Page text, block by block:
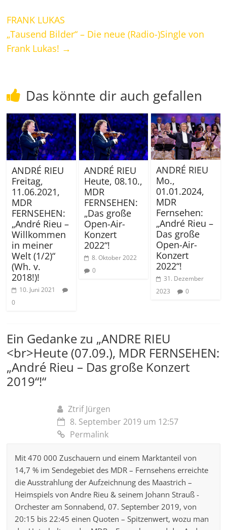
FRANK LUKAS
„Tausend Bilder“ – Die neue (Radio-)Single von
Frank Lukas! →
Das könnte dir auch gefallen
ANDRÉ RIEU
Freitag,
11.06.2021,
MDR
FERNSEHEN:
„André Rieu –
Willkommen
in meiner
Welt (1/2)“
(Wh. v.
2018!)!
10. Juni 2021
0
ANDRÉ RIEU
Heute, 08.10.,
MDR
FERNSEHEN:
„Das große
Open-Air-
Konzert
2022“!
8. Oktober 2022
0
ANDRÉ RIEU
Mo.,
01.01.2024,
MDR
Fernsehen:
„André Rieu –
Das große
Open-Air-
Konzert
2022“!
31. Dezember
2023
0
Ein Gedanke zu „ANDRE RIEU
<br>Heute (07.09.), MDR FERNSEHEN:
„André Rieu – Das große Konzert
2019“!“
Ztrif Jürgen
8. September 2019 um 12:57
Permalink
Mit 470 000 Zuschauern und einem Marktanteil von
14,7 % im Sendegebiet des MDR – Fernsehens erreichte
die Ausstrahlung der Aufzeichnung des Maastrich –
Heimspiels von Andre Rieu & seinem Johann Strauß -
Orchester am Sonnabend, 07. September 2019, von
20:15 bis 22:45 einen Quoten – Spitzenwert, wozu man